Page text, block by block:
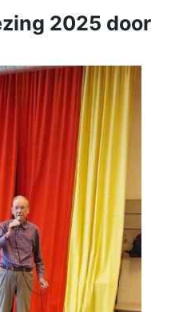
2025 door